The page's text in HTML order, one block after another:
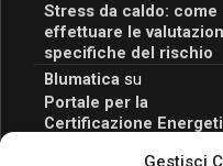
Gestisci
Stress da caldo: come
effettuare le
specifiche del rischio
Blumatica su
Portale per la
Certificazione